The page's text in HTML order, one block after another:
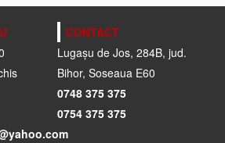
CONTACT
Lugașu de Jos, 284B, jud.
Bihor, Soseaua E60
0748 375 375
0754 375 375